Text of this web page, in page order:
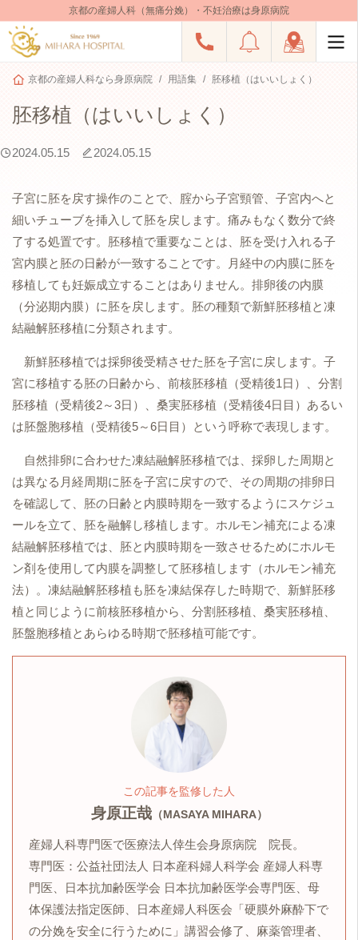
京都の産婦人科（無痛分娩）・不妊治療は身原病院
京都の産婦人科なら身原病院 用語集 胚移植（はいいしょく）
胚移植（はいいしょく）
2024.05.15 2024.05.15
子宮に胚を戻す操作のことで、腟から子宮頸管、子宮内へと
細いチューブを挿入して胚を戻します。痛みもなく数分で終
了する処置です。胚移植で重要なことは、胚を受け入れる子
宮内膜と胚の日齢が一致することです。月経中の内膜に胚を
移植しても妊娠成立することはありません。排卵後の内膜
（分泌期内膜）に胚を戻します。胚の種類で新鮮胚移植と凍
結融解胚移植に分類されます。
新鮮胚移植では採卵後受精させた胚を子宮に戻します。子
宮に移植する胚の日齢から、前核胚移植（受精後1日）、分割
胚移植（受精後2～3日）、桑実胚移植（受精後4日目）あるい
は胚盤胞移植（受精後5～6日目）という呼称で表現します。
自然排卵に合わせた凍結融解胚移植では、採卵した周期と
は異なる月経周期に胚を子宮に戻すので、その周期の排卵日
を確認して、胚の日齢と内膜時期を一致するようにスケジュ
ールを立て、胚を融解し移植します。ホルモン補充による凍
結融解胚移植では、胚と内膜時期を一致させるためにホルモ
ン剤を使用して内膜を調整して胚移植します（ホルモン補充
法）。凍結融解胚移植も胚を凍結保存した時期で、新鮮胚移
植と同じように前核胚移植から、分割胚移植、桑実胚移植、
胚盤胞移植とあらゆる時期で胚移植可能です。
この記事を監修した人
身原正哉（MASAYA MIHARA）
産婦人科専門医で医療法人倖生会身原病院 院長。
専門医：公益社団法人 日本産科婦人科学会 産婦人科専
門医、日本抗加齢医学会 日本抗加齢医学会専門医、母
体保護法指定医師、日本産婦人科医会「硬膜外麻酔下で
の分娩を安全に行うために」講習会修了、麻薬管理者、